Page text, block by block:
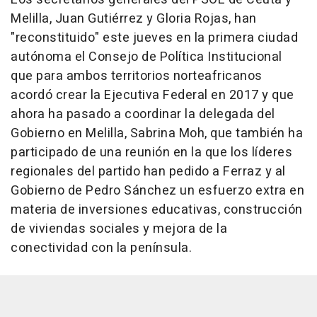
Melilla, Juan Gutiérrez y Gloria Rojas, han
"reconstituido" este jueves en la primera ciudad
autónoma el Consejo de Política Institucional
que para ambos territorios norteafricanos
acordó crear la Ejecutiva Federal en 2017 y que
ahora ha pasado a coordinar la delegada del
Gobierno en Melilla, Sabrina Moh, que también ha
participado de una reunión en la que los líderes
regionales del partido han pedido a Ferraz y al
Gobierno de Pedro Sánchez un esfuerzo extra en
materia de inversiones educativas, construcción
de viviendas sociales y mejora de la
conectividad con la península.